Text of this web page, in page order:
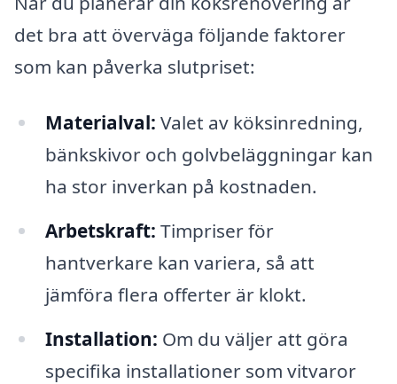
det bra att överväga följande faktorer
som kan påverka slutpriset:
Materialval: Valet av köksinredning,
bänkskivor och golvbeläggningar kan
ha stor inverkan på kostnaden.
Arbetskraft: Timpriser för
hantverkare kan variera, så att
jämföra flera offerter är klokt.
Installation: Om du väljer att göra
specifika installationer som vitvaror